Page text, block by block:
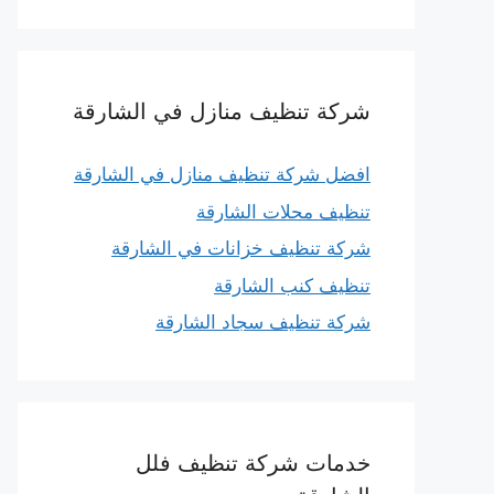
شركة تنظيف منازل في الشارقة
افضل شركة تنظيف منازل في الشارقة
تنظيف محلات الشارقة
شركة تنظيف خزانات في الشارقة
تنظيف كنب الشارقة
شركة تنظيف سجاد الشارقة
خدمات شركة تنظيف فلل